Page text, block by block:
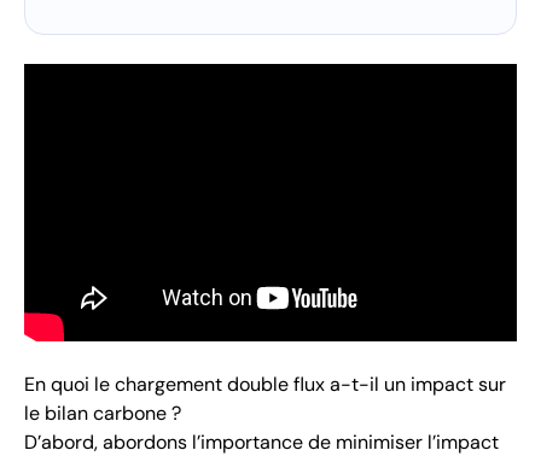
En quoi le chargement double flux a-t-il un impact sur
le bilan carbone ?
D’abord, abordons l’importance de minimiser l’impact